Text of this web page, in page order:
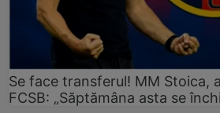
Se face transferul! MM Stoica,
FCSB: „Săptămâna asta se